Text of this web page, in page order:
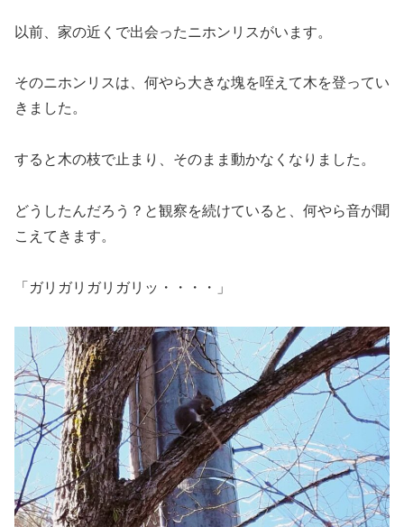
以前、家の近くで出会ったニホンリスがいます。
そのニホンリスは、何やら大きな塊を咥えて木を登ってい
きました。
すると木の枝で止まり、そのまま動かなくなりました。
どうしたんだろう？と観察を続けていると、何やら音が聞
こえてきます。
「ガリガリガリガリッ・・・・」